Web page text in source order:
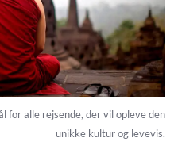
for alle rejsende, der vil opleve den
unikke kultur og levevis.